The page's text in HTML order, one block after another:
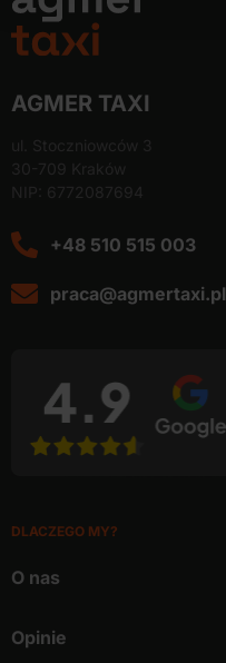
AGMER TAXI
+48 510 515 003
praca@agmertaxi.pl
DLACZEGO MY?
O nas
Opinie